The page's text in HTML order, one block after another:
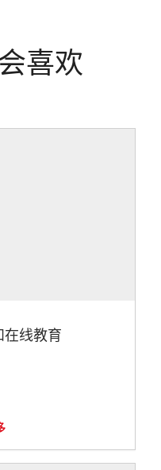
喜欢
线教育